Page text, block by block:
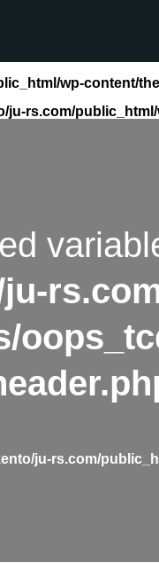
wp-content/
ju-rs.com/
ju-rs.com/